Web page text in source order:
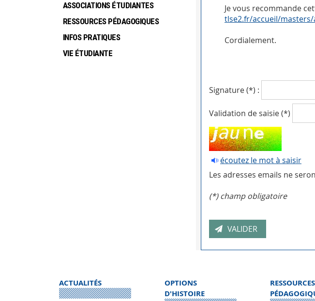
Je vous recommande
tlse2.fr/accueil/
Cordialement.
Signature (*) :
Validation de saisie (*)
écoutez le mot à saisir
Les adresses emails ne
(*) champ obligatoire
ASSOCIATIONS ÉTUDIANTES
RESSOURCES PÉDAGOGIQUES
INFOS PRATIQUES
VIE ÉTUDIANTE
ACTUALITÉS
OPTIONS
D'HISTOIRE
RESSOURCES